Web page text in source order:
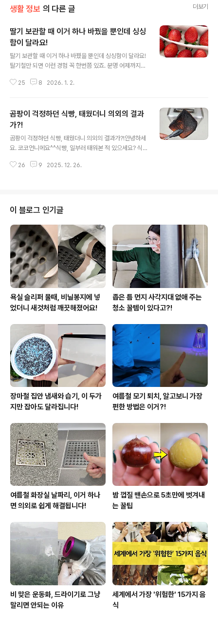
생활 정보 의 다른 글 더보기
딸기 보관할 때 이거 하나 바꿨을 뿐인데 싱싱
함이 달라요!
딸기 보관할 때 이거 하나 바꿨을 뿐인데 싱싱함이 달라요!
딸기철만 되면 이런 경험 꼭 한번쯤 있죠. 분명 어제까지만
버려요… 냉장고에 뒀는데도 말이죠. 그래서 오늘은 딸기를
딸기는 수분이 많고 껍질이 약해서 보관방법에 따라 신선
도가 크게 달라져요. 그렇다고 보관이 어려운건 아니에요.
특별하거나 복잡한거 하나도 없으니까요. 꼭 따라해보세
요. 딸기 보관법의 핵심은 충격 금지! 접촉 금지! 딸기끼리
닿은 상태로 보관하는 것도 싱싱함을 떨어트리는 지름길이
에요. 그래서 제가 선택한 아이템은 키친타월! 가장 먼저 딸
25 8 2026. 1. 2.
곰팡이 걱정하던 식빵, 태웠더니 의외의 결과
가?!
곰팡이 걱정하던 식빵, 태웠더니 의외의 결과가?!안녕하세
요. 코코언니에요^^식빵, 일부러 태워본 적 있으세요? 식빵
쪽 끝부분은 딱딱해서 손이 잘 안 가고, 냉동실에 넣어주자
냉동실 한쪽에 모아두었던 식빵 몇조각을 꺼냈어요. 항상
애매하게 남아서 처치곤란이었는데 오늘은 제대로 쓸모를
찾을 차례예요. 식빵을 굽기 위한 도구를 준비해요. 가스레
인지를 사용하신다면 불에 직접 구워도 되고, 인덕션이라
면 토스터기가 가장 편해요. 토스터기에 식빵을 넣고 가장
강한 단..
26 9 2025. 12. 26.
이 블로그 인기글
욕실 슬리퍼 물때, 비닐봉지에 넣
었더니 새것처럼 깨끗해졌어요!
좁은 틈 먼지 사각지대 없애 주는
청소 꿀템이 있다고?!
장마철 집안 냄새와 습기, 이 두가
지만 잡아도 달라집니다!
여름철 모기 퇴치, 알고보니 가장
편한 방법은 이거?!
여름철 화장실 날파리, 이거 하나
면 의외로 쉽게 해결됩니다!
밤 껍질 맨손으로 5초만에 벗겨내
는 꿀팁
비 맞은 운동화, 드라이기로 그냥
말리면 안되는 이유
세계에서 가장 '위험한' 15가지 음
식